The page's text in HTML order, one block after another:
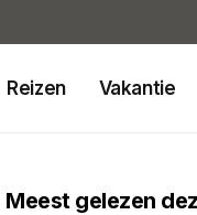
Reizen Vakantie
Meest gelezen